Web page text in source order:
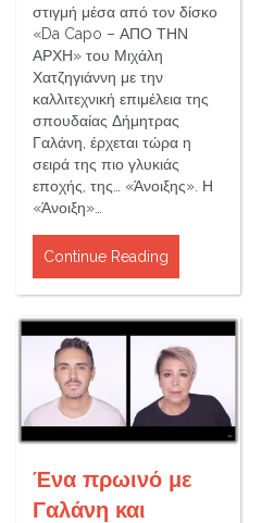
στιγμή μέσα από τον δίσκο
«Da Capo – ΑΠΟ ΤΗΝ
ΑΡΧΗ» του Μιχάλη
Χατζηγιάννη με την
καλλιτεχνική επιμέλεια της
σπουδαίας Δήμητρας
Γαλάνη, έρχεται τώρα η
σειρά της πιο γλυκιάς
εποχής, της… «Άνοιξης». Η
«Άνοιξη»…
Continue Reading
Ένα πρωινό με
Γαλάνη και